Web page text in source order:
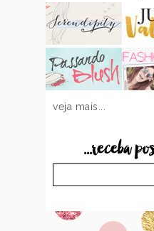
veja mais...
...receba